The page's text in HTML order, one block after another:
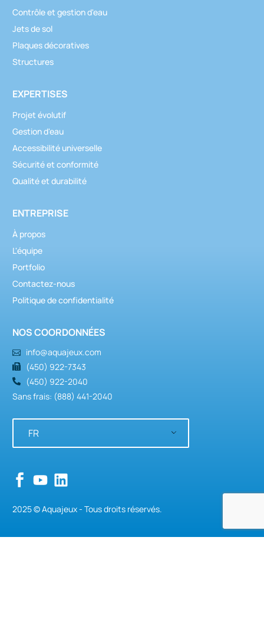
Contrôle et gestion d'eau
Jets de sol
Plaques décoratives
Structures
EXPERTISES
Projet évolutif
Gestion d'eau
Accessibilité universelle
Sécurité et conformité
Qualité et durabilité
ENTREPRISE
À propos
L'équipe
Portfolio
Contactez-nous
Politique de confidentialité
NOS COORDONNÉES
info@aquajeux.com
(450) 922-7343
(450) 922-2040
Sans frais: (888) 441-2040
FR
2025 © Aquajeux - Tous droits réservés.